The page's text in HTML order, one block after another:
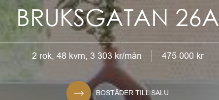
BRUKSGATAN 26A
2 rok, 48 kvm, 3 303 kr/mån 475 000 kr
BOSTÄDER TILL SALU